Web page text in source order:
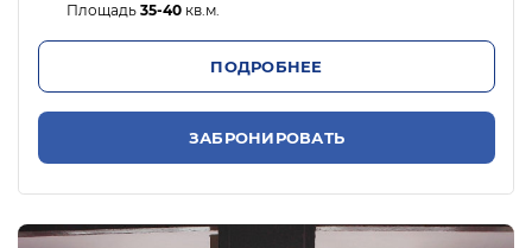
Площадь35-40 кв.м.
ПОДРОБНЕЕ
ЗАБРОНИРОВАТЬ